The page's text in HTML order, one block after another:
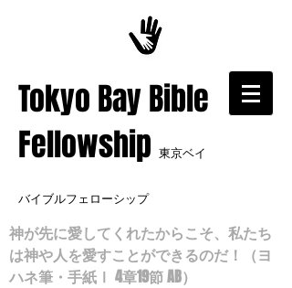
​Tokyo Bay Bible
Fellowship 東京ベイ
バイブルフェローシップ
神が先に愛してくれたからこそ、私たち
は神や人を愛すことができるのだ！（ヨ
ハネ筆・手紙Ⅰ 4章19節 AB）